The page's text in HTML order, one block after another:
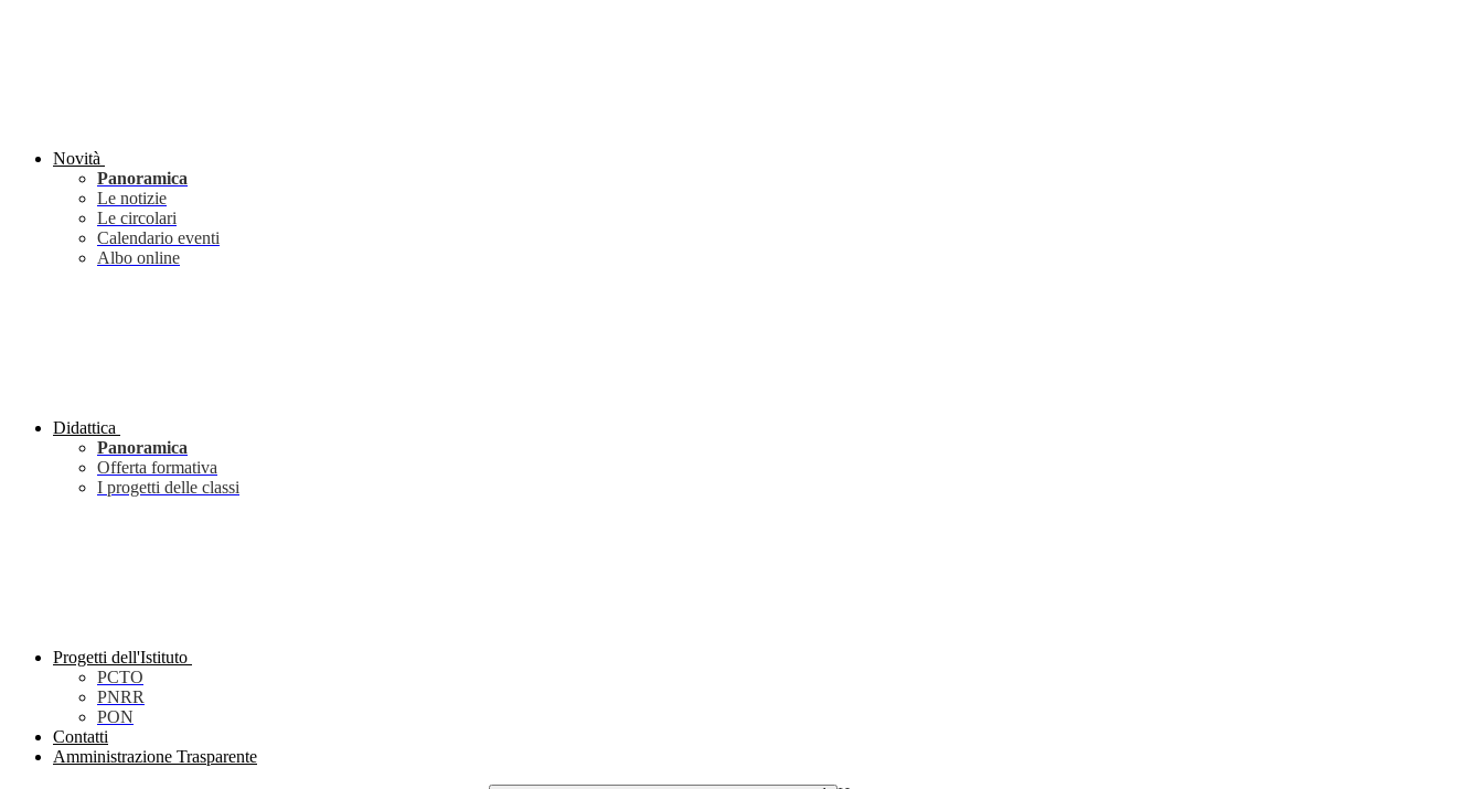
Novità
Panoramica
Le notizie
Le circolari
Calendario eventi
Albo online
Didattica
Panoramica
Offerta formativa
I progetti delle classi
Progetti dell'Istituto
PCTO
PNRR
PON
Contatti
Amministrazione Trasparente